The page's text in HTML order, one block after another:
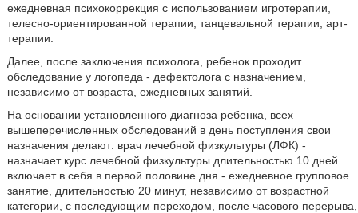
ежедневная психокоррекция с использованием игротерапии,
телесно-ориентированной терапии, танцевальной терапии, арт-
терапии.
Далее, после заключения психолога, ребенок проходит
обследование у логопеда - дефектолога с назначением,
независимо от возраста, ежедневных занятий.
На основании установленного диагноза ребенка, всех
вышеперечисленных обследований в день поступления свои
назначения делают: врач лечебной физкультуры (ЛФК) -
назначает курс лечебной физкультуры длительностью 10 дней
включает в себя в первой половине дня - ежедневное групповое
занятие, длительностью 20 минут, независимо от возрастной
категории, с последующим переходом, после часового перерыва,